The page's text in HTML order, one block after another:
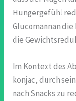
Hungergefühl
Glucomannan
die
Im Kontext des
konjac, durch
nach Snacks zu